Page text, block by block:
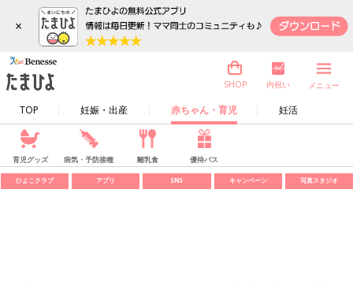
×
TOP 妊娠・出産 赤ちゃん・育児 妊活
SHOP 内祝い メニュー
育児グッズ 病気・予防接種 離乳食 優待パス
ひよこクラブ アプリ SNS キャンペーン 写真スタジオ